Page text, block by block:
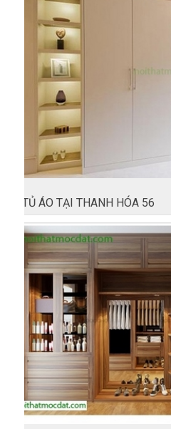
TỦ ÁO TẠI THANH HÓA 56